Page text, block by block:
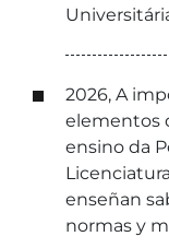
2026, A
elementos
ensino da
enseñan
normas y